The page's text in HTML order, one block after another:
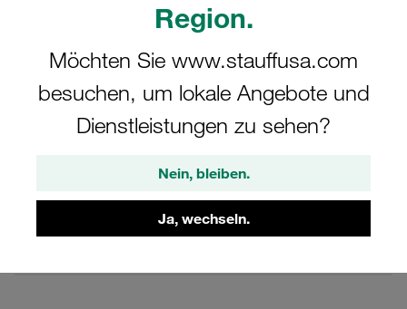
Region.
Möchten Sie www.stauffusa.com
besuchen, um lokale Angebote und
Dienstleistungen zu sehen?
Nein, bleiben.
Ja, wechseln.
1 Ø12mm Polypropylen W4 Deckpl., AS-
Schraube Tragschienenmutter
SM-112-PP-DP-AS-M-W4
Technische Daten ansehen